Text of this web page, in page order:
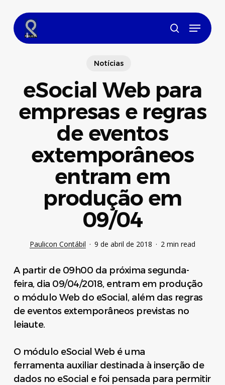
main
content
search
Menu
Notícias
eSocial Web para
empresas e regras
de eventos
extemporâneos
entram em
produção em
09/04
Paulicon Contábil 9 de abril de 2018 2 min read
A partir de 09h00 da próxima segunda-
feira, dia 09/04/2018, entram em produção
o módulo Web do eSocial, além das regras
de eventos extemporâneos previstas no
leiaute.
O módulo eSocial Web é uma
ferramenta auxiliar destinada à inserção de
dados no eSocial e foi pensada para permitir